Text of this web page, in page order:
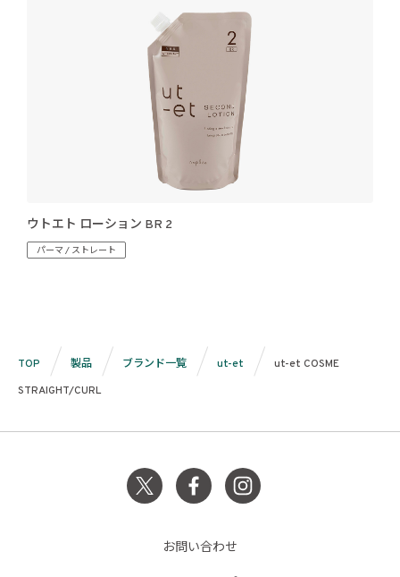
ウトエト ローション BR 2
パーマ / ストレート
TOP 製品 ブランド一覧 ut-et
ut-et COSME
STRAIGHT/CURL
お問い合わせ